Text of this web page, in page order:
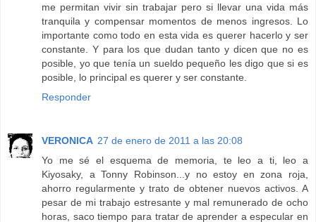
me permitan vivir sin trabajar pero si llevar una vida más
tranquila y compensar momentos de menos ingresos. Lo
importante como todo en esta vida es querer hacerlo y ser
constante. Y para los que dudan tanto y dicen que no es
posible, yo que tenía un sueldo pequeño les digo que si es
posible, lo principal es querer y ser constante.
Responder
VERONICA 27 de enero de 2011 a las 20:08
Yo me sé el esquema de memoria, te leo a ti, leo a
Kiyosaky, a Tonny Robinson...y no estoy en zona roja,
ahorro regularmente y trato de obtener nuevos activos. A
pesar de mi trabajo estresante y mal remunerado de ocho
horas, saco tiempo para tratar de aprender a especular en